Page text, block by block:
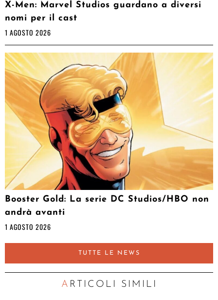
X-Men: Marvel Studios guardano a diversi
nomi per il cast
1 AGOSTO 2026
Booster Gold: La serie DC Studios/HBO non
andrà avanti
1 AGOSTO 2026
TUTTE LE NEWS
ARTICOLI SIMILI